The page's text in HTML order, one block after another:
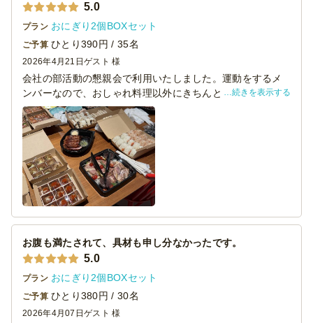
5.0
プラン おにぎり2個BOXセット
ご予算 ひとり390円 / 35名
2026年4月21日 ゲスト 様
会社の部活動の懇親会で利用いたしました。運動をするメ
ンバーなので、おしゃれ料理以外にきちんとした食べ物が
欲しい…！ということでこちらのおにぎりを注文。なんと
個包装になっており、味も沢山選択でき、おいしく、コン
ビニのおにぎりより少し小さいサイズで量もちょうど良か
ったです。パーティーは複数メニューが出るため、コンビ
ニおにぎりだと少し大きいですもんね！
メンバーからはおにぎりがとてもいいというコメントを複
数いただきました。写真の通り、おにぎり＋お肉＋オード
た。配達もスムーズで早めに来てくださったおかげで助か
りました。お忙しいところ丁寧にご対応いただきましてあ
りがとうございました。
続きを表示する
お腹も満たされて、具材も申し分なかったです。
5.0
プラン おにぎり2個BOXセット
ご予算 ひとり380円 / 30名
2026年4月07日 ゲスト 様